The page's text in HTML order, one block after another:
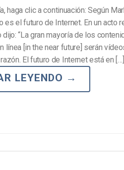
haga clic a continuación: Según
es el futuro de Internet. En un acto
dijo: “La gran mayoría de los
línea [in the near future] serán
El futuro de Internet está en […]
LEYENDO →